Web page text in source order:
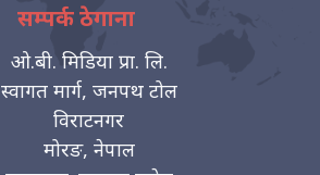
सम्पर्क ठेगाना
ओ.बी. मिडिया प्रा. लि.
स्वागत मार्ग, जनपथ टोल
विराटनगर
मोरङ, नेपाल